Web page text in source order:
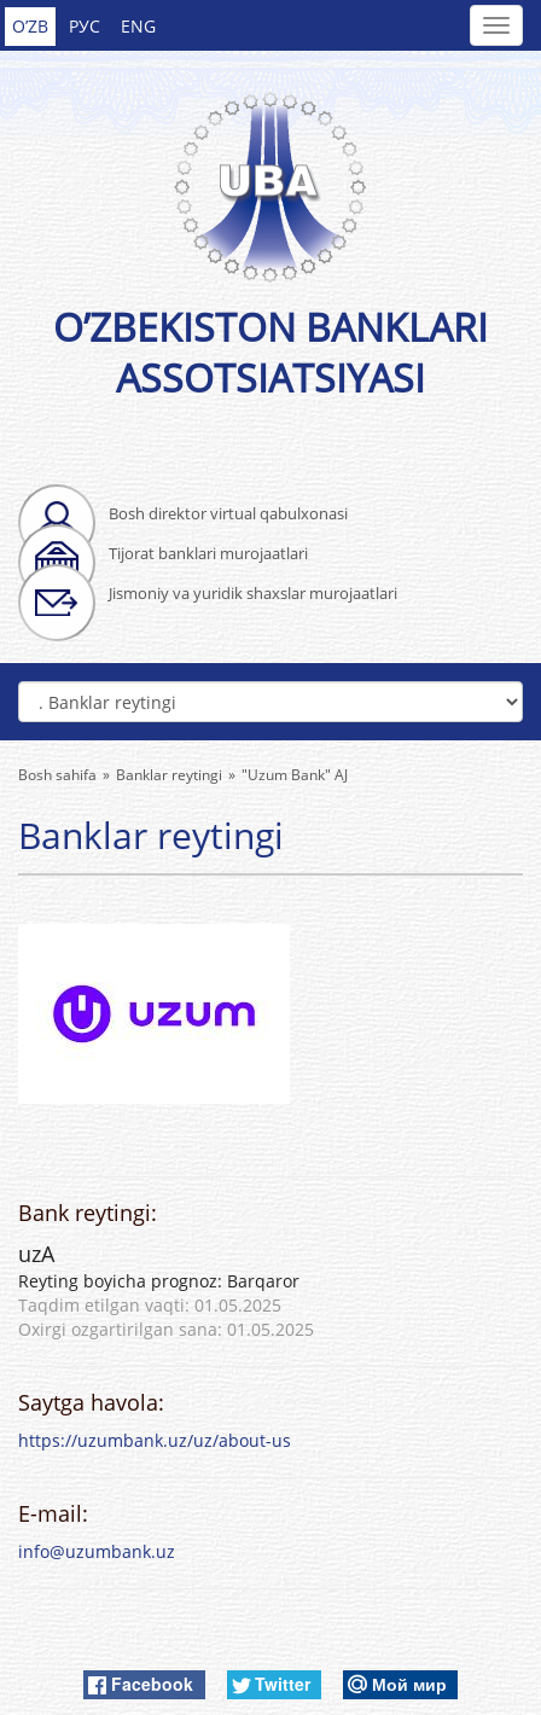
O’ZB РУС ENG
Bosh direktor virtual qabulxonasi
Tijorat banklari murojaatlari
Jismoniy va yuridik shaxslar murojaatlari
O’ZBEKISTON BANKLARI
ASSOTSIATSIYASI
Bosh sahifa Banklar reytingi "Uzum Bank" AJ
Banklar reytingi
Bank reytingi:
uzA
Reyting boyicha prognoz: Barqaror
Taqdim etilgan vaqti: 01.05.2025
Oxirgi ozgartirilgan sana: 01.05.2025
Saytga havola:
https://uzumbank.uz/uz/about-us
E-mail:
info@uzumbank.uz
Facebook Twitter
Мой мир